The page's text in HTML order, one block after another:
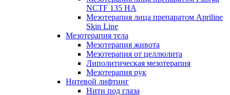
NCTF 135 HA
Мезотерапия лица препаратом Apriline
Skin Line
Мезотерапия тела
Мезотерапия живота
Мезотерапия от целлюлита
Липолитическая мезотерапия
Мезотерапия рук
Нитевой лифтинг
Нити под глаза